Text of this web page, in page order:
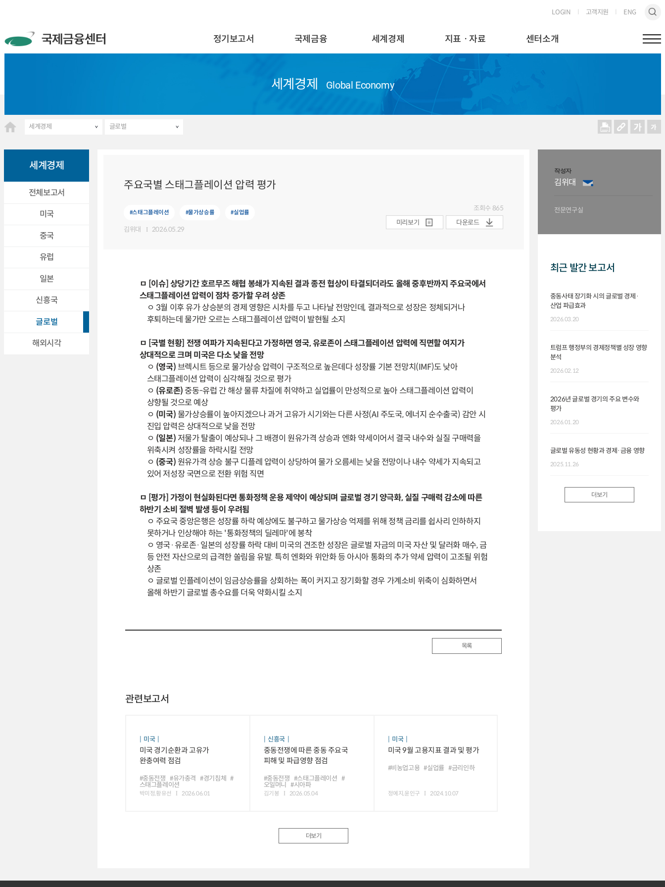
LOGIN 고객지원 ENG
정기보고서 국제금융 세계경제 지표ㆍ자료 센터소개
세계경제 Global Economy
세계경제 글로벌
세계경제
전체보고서
미국
중국
유럽
일본
신흥국
글로벌
해외시각
주요국별 스태그플레이션 압력 평가
#스태그플레이션 #물가상승률 #실업률
김위대 2026.05.29
조회수 865
미리보기
다운로드
ㅁ [이슈] 상당기간 호르무즈 해협 봉쇄가 지속된 결과 종전 협상이 타결되더라도 올해 중후반까지 주요국에서
스태그플레이션 압력이 점차 증가할 우려 상존
ㅇ 3월 이후 유가 상승분의 경제 영향은 시차를 두고 나타날 전망인데, 결과적으로 성장은 정체되거나
후퇴하는데 물가만 오르는 스태그플레이션 압력이 발현될 소지
ㅁ [국별 현황] 전쟁 여파가 지속된다고 가정하면 영국, 유로존이 스태그플레이션 압력에 직면할 여지가
상대적으로 크며 미국은 다소 낮을 전망
ㅇ (영국) 브렉시트 등으로 물가상승 압력이 구조적으로 높은데다 성장률 기본 전망치(IMF)도 낮아
스태그플레이션 압력이 심각해질 것으로 평가
ㅇ (유로존) 중동-유럽 간 해상 물류 차질에 취약하고 실업률이 만성적으로 높아 스태그플레이션 압력이
상향될 것으로 예상
ㅇ (미국) 물가상승률이 높아지겠으나 과거 고유가 시기와는 다른 사정(AI 주도국, 에너지 순수출국) 감안 시
진입 압력은 상대적으로 낮을 전망
ㅇ (일본) 저물가 탈출이 예상되나 그 배경이 원유가격 상승과 엔화 약세이어서 결국 내수와 실질 구매력을
위축시켜 성장률을 하락시킬 전망
ㅇ (중국)원유가격 상승 불구 디플레 압력이 상당하여 물가 오름세는 낮을 전망이나 내수 약세가 지속되고
있어 저성장 국면으로 전환 위험 직면
ㅁ [평가] 가정이 현실화된다면 통화정책 운용 제약이 예상되며 글로벌 경기 양극화, 실질 구매력 감소에 따른
하반기 소비 절벽 발생 등이 우려됨
ㅇ 주요국 중앙은행은 성장률 하락 예상에도 불구하고 물가상승 억제를 위해 정책 금리를 쉽사리 인하하지
못하거나 인상해야 하는 '통화정책의 딜레마'에 봉착
ㅇ 영국·유로존·일본의 성장률 하락 대비 미국의 견조한 성장은 글로벌 자금의 미국 자산 및 달러화 매수, 금
등 안전 자산으로의 급격한 쏠림을 유발. 특히 엔화와 위안화 등 아시아 통화의 추가 약세 압력이 고조될 위험
상존
ㅇ 글로벌 인플레이션이 임금상승률을 상회하는 폭이 커지고 장기화할 경우 가계소비 위축이 심화하면서
올해 하반기 글로벌 총수요를 더욱 약화시킬 소지
목록
관련보고서
미국
미국 경기순환과 고유가
완충여력 점검
#중동전쟁 #유가충격 #경기침체 #
스태그플레이션
박미정,황유선 2026.06.01
신흥국
중동전쟁에 따른 중동 주요국
피해 및 파급영향 점검
#중동전쟁 #스태그플레이션 #
오일머니 #시아파
김기봉 2026.05.04
미국
미국 9월 고용지표 결과 및 평가
#비농업고용 #실업률 #금리인하
정예지,윤인구 2024.10.07
더보기
작성자
김위대
전문연구실
최근 발간 보고서
중동사태 장기화 시의 글로벌 경제·
산업 파급효과
2026.03.20
트럼프 행정부의 경제정책별 성장 영향
분석
2026.02.12
2026년 글로벌 경기의 주요 변수와
평가
2026.01.20
글로벌 유동성 현황과 경제·금융 영향
2025.11.26
더보기